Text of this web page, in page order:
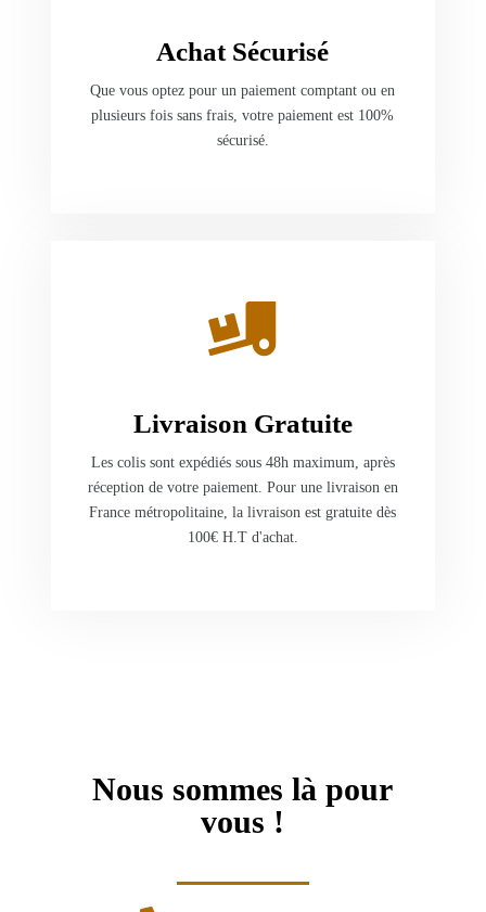
Achat Sécurisé
Que vous optez pour un paiement comptant ou en
plusieurs fois sans frais, votre paiement est 100%
sécurisé.
Livraison Gratuite
Les colis sont expédiés sous 48h maximum, après
réception de votre paiement. Pour une livraison en
France métropolitaine, la livraison est gratuite dès
100€ H.T d'achat.
Nous sommes là pour
vous !